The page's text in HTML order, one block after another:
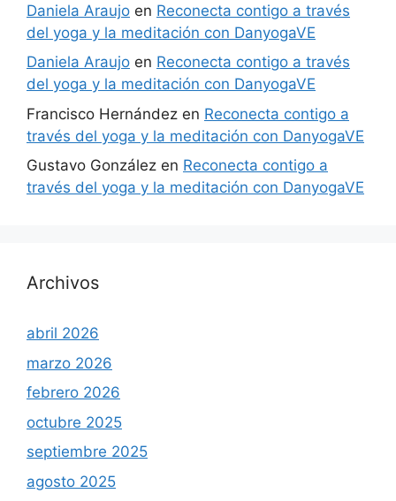
Daniela Araujo en Reconecta contigo a través
del yoga y la meditación con DanyogaVE
Daniela Araujo en Reconecta contigo a través
del yoga y la meditación con DanyogaVE
Francisco Hernández en Reconecta contigo a
través del yoga y la meditación con DanyogaVE
Gustavo González en Reconecta contigo a
través del yoga y la meditación con DanyogaVE
Archivos
abril 2026
marzo 2026
febrero 2026
octubre 2025
septiembre 2025
agosto 2025